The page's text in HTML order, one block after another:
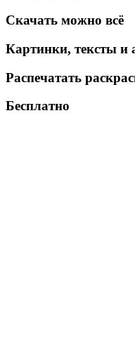
Скачать можно всё
Картинки, тексты и
Распечатать
Бесплатно